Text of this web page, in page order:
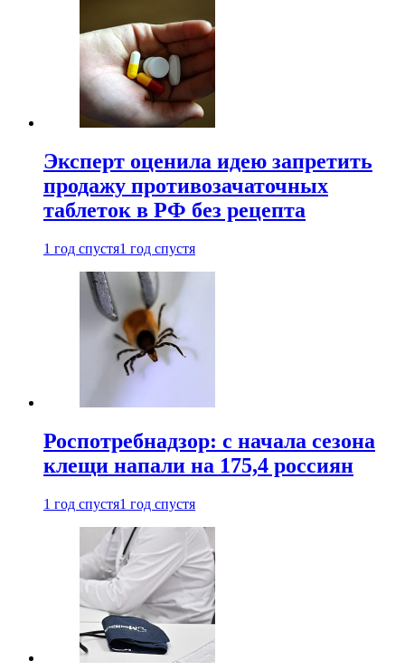
Эксперт оценила идею запретить
продажу противозачаточных
таблеток в РФ без рецепта
1 год спустя1 год спустя
Роспотребнадзор: с начала сезона
клещи напали на 175,4 россиян
1 год спустя1 год спустя